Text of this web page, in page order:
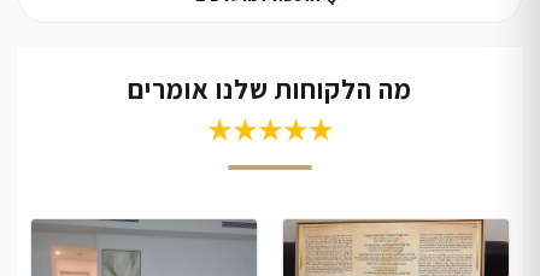
מה הלקוחות שלנו אומרים
★★★★★